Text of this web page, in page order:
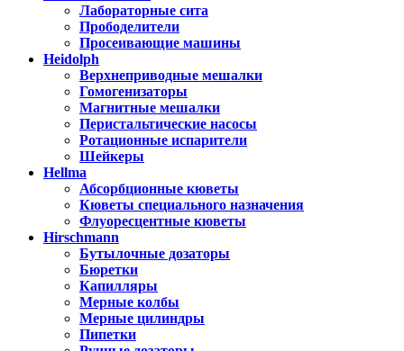
Лабораторные сита
Прободелители
Просеивающие машины
Heidolph
Верхнеприводные мешалки
Гомогенизаторы
Магнитные мешалки
Перистальтические насосы
Ротационные испарители
Шейкеры
Hellma
Абсорбционные кюветы
Кюветы специального назначения
Флуоресцентные кюветы
Hirschmann
Бутылочные дозаторы
Бюретки
Капилляры
Мерные колбы
Мерные цилиндры
Пипетки